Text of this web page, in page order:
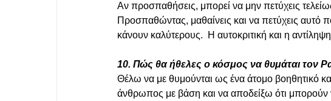
Αν προσπαθήσεις, μπορεί να μην πετύχεις
Προσπαθώντας, μαθαίνεις και να πετύχεις αυτό
κάνουν καλύτερους.  Η αυτοκριτική και η
10. Πώς θα ήθελες ο κόσμος να θυμάται τον
Θέλω να με θυμούνται ως ένα άτομο βοηθητικό
άνθρωπος με βάση και να αποδείξω ότι μπορούν